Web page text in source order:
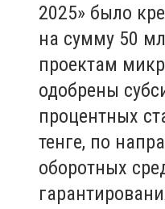
2025» было
на сумму 50
проектам
одобрены
процентных
тенге, по
оборотных